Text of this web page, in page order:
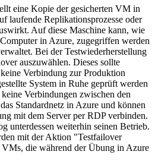
eine Kopie der gesicherten VM in
laufende Replikationsprozesse oder
Auf diese Maschine kann, wie
in Azure, zugegriffen werden
Bei der Testwiederherstellung
auszuwählen. Dieses sollte
Verbindung zur Produktion
System in Ruhe geprüft werden
Verbindungen zwischen den
Standardnetz in Azure und können
mit dem Server per RDP verbinden.
unterdessen weiterhin seinen Betrieb.
mit der Aktion "Testfailover
die während der Übung in Azure